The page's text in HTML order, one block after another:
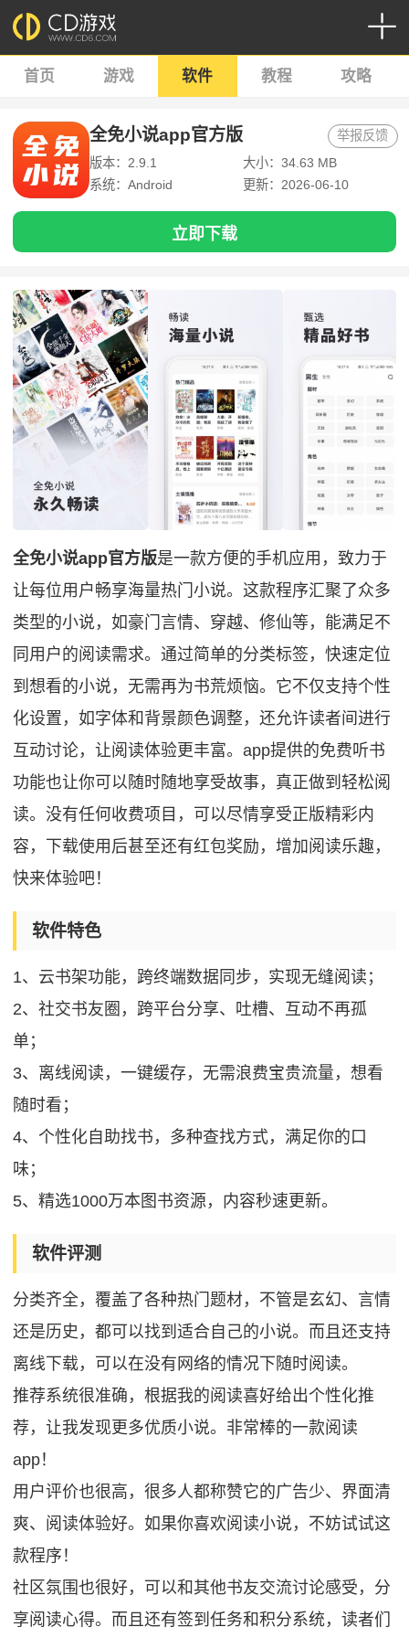
首页 游戏 软件 教程 攻略
全免小说app官方版
版本：2.9.1
大小：34.63 MB
系统：Android
更新：2026-06-10
举报反馈
立即下载
全免小说app官方版是一款方便的手机应用，致力于
让每位用户畅享海量热门小说。这款程序汇聚了众多
类型的小说，如豪门言情、穿越、修仙等，能满足不
同用户的阅读需求。通过简单的分类标签，快速定位
到想看的小说，无需再为书荒烦恼。它不仅支持个性
化设置，如字体和背景颜色调整，还允许读者间进行
互动讨论，让阅读体验更丰富。app提供的免费听书
功能也让你可以随时随地享受故事，真正做到轻松阅
读。没有任何收费项目，可以尽情享受正版精彩内
容，下载使用后甚至还有红包奖励，增加阅读乐趣，
快来体验吧！
软件特色
1、云书架功能，跨终端数据同步，实现无缝阅读；
2、社交书友圈，跨平台分享、吐槽、互动不再孤
单；
3、离线阅读，一键缓存，无需浪费宝贵流量，想看
随时看；
4、个性化自助找书，多种查找方式，满足你的口
味；
5、精选1000万本图书资源，内容秒速更新。
软件评测
分类齐全，覆盖了各种热门题材，不管是玄幻、言情
还是历史，都可以找到适合自己的小说。而且还支持
离线下载，可以在没有网络的情况下随时阅读。
推荐系统很准确，根据我的阅读喜好给出个性化推
荐，让我发现更多优质小说。非常棒的一款阅读
app！
用户评价也很高，很多人都称赞它的广告少、界面清
爽、阅读体验好。如果你喜欢阅读小说，不妨试试这
款程序！
社区氛围也很好，可以和其他书友交流讨论感受，分
享阅读心得。而且还有签到任务和积分系统，读者们